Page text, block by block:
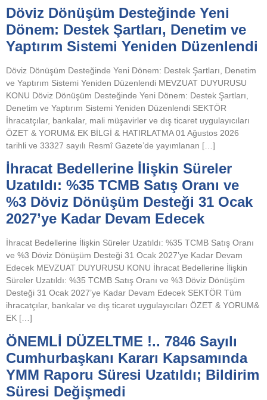
Döviz Dönüşüm Desteğinde Yeni
Dönem: Destek Şartları, Denetim ve
Yaptırım Sistemi Yeniden Düzenlendi
Döviz Dönüşüm Desteğinde Yeni Dönem: Destek Şartları, Denetim
ve Yaptırım Sistemi Yeniden Düzenlendi MEVZUAT DUYURUSU
KONU Döviz Dönüşüm Desteğinde Yeni Dönem: Destek Şartları,
Denetim ve Yaptırım Sistemi Yeniden Düzenlendi SEKTÖR
İhracatçılar, bankalar, mali müşavirler ve dış ticaret uygulayıcıları
ÖZET & YORUM& EK BİLGİ & HATIRLATMA 01 Ağustos 2026
tarihli ve 33327 sayılı Resmî Gazete’de yayımlanan […]
İhracat Bedellerine İlişkin Süreler
Uzatıldı: %35 TCMB Satış Oranı ve
%3 Döviz Dönüşüm Desteği 31 Ocak
2027’ye Kadar Devam Edecek
İhracat Bedellerine İlişkin Süreler Uzatıldı: %35 TCMB Satış Oranı
ve %3 Döviz Dönüşüm Desteği 31 Ocak 2027’ye Kadar Devam
Edecek MEVZUAT DUYURUSU KONU İhracat Bedellerine İlişkin
Süreler Uzatıldı: %35 TCMB Satış Oranı ve %3 Döviz Dönüşüm
Desteği 31 Ocak 2027’ye Kadar Devam Edecek SEKTÖR Tüm
ihracatçılar, bankalar ve dış ticaret uygulayıcıları ÖZET & YORUM&
EK […]
ÖNEMLİ DÜZELTME !.. 7846 Sayılı
Cumhurbaşkanı Kararı Kapsamında
YMM Raporu Süresi Uzatıldı; Bildirim
Süresi Değişmedi